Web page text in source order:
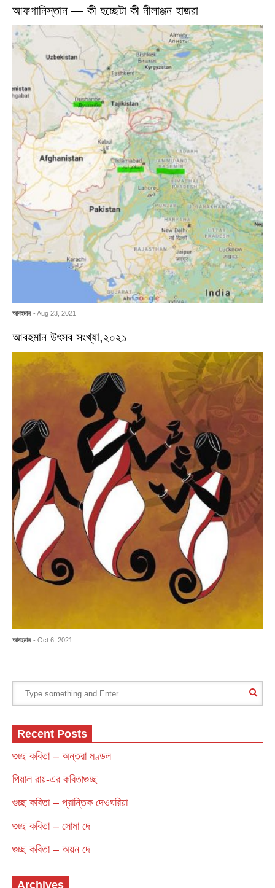
আফগানিস্তান — কী হচ্ছেটা কী নীলাঞ্জন হাজরা
আবহমান - Aug 23, 2021
আবহমান উৎসব সংখ্যা,২০২১
আবহমান - Oct 6, 2021
Recent Posts
গুচ্ছ কবিতা – অন্তরা মণ্ডল
পিয়াল রায়-এর কবিতাগুচ্ছ
গুচ্ছ কবিতা – প্রান্তিক দেওঘরিয়া
গুচ্ছ কবিতা – সোমা দে
গুচ্ছ কবিতা – অয়ন দে
Archives